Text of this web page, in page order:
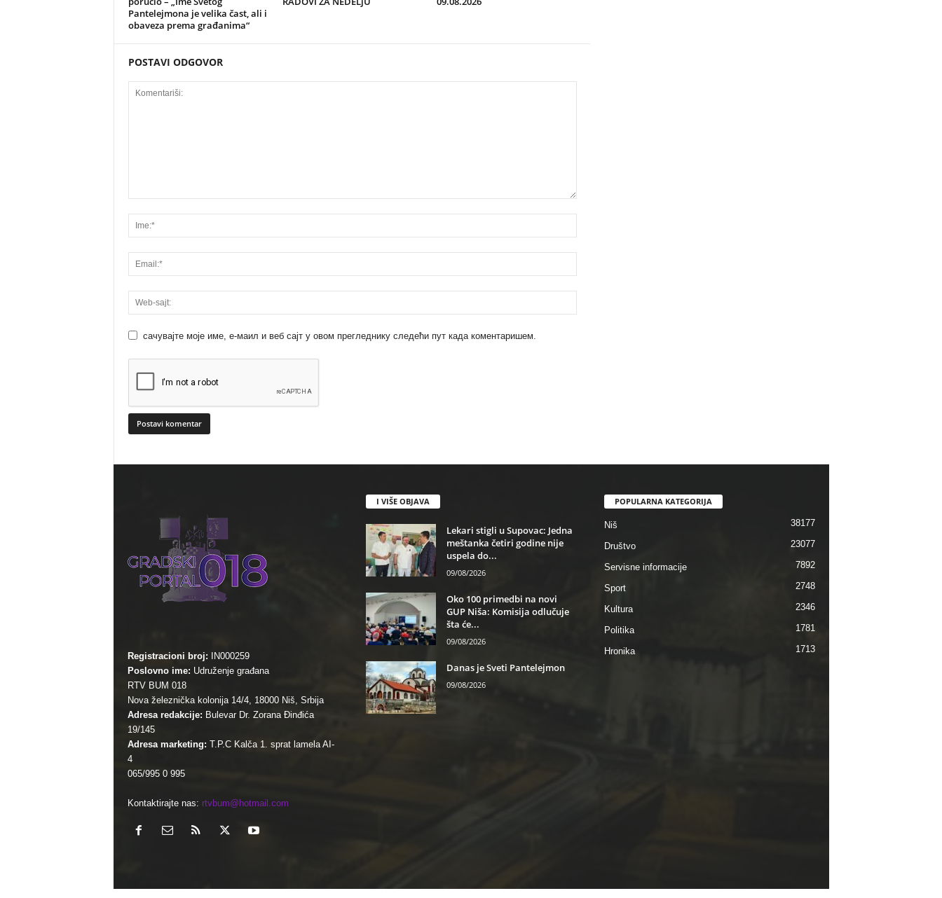
Pantelejmona je velika čast, ali i
obaveza prema građanima“
POSTAVI ODGOVOR
сачувајте моје име, е-маил и веб сајт у овом прегледнику следећи пут када коментаришем.
Registracioni broj:
IN000259
Poslovno ime: Udruženje građana
RTV BUM 018
Nova železnička kolonija 14/4, 18000 Niš, Srbija
Adresa redakcije: Bulevar Dr. Zorana Đinđića
19/145
Adresa marketing: T.P.C Kalča 1. sprat lamela AI-
4
065/995 0 995
Kontaktirajte nas: rtvbum@hotmail.com
I VIŠE OBJAVA
Lekari stigli u Supovac: Jedna
meštanka četiri godine nije
uspela do...
09/08/2026
Oko 100 primedbi na novi
GUP Niša: Komisija odlučuje
šta će...
09/08/2026
Danas je Sveti Pantelejmon
09/08/2026
POPULARNA KATEGORIJA
Niš 38177
Društvo 23077
Servisne informacije 7892
Sport 2748
Kultura 2346
Politika 1781
Hronika 1713